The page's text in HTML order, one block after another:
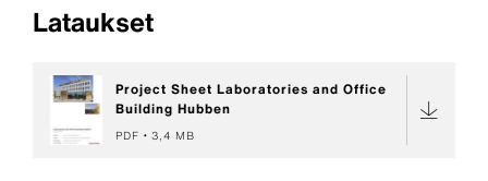
Lataukset
Project Sheet Laboratories and Office
Building Hubben
PDF 3,4 MB